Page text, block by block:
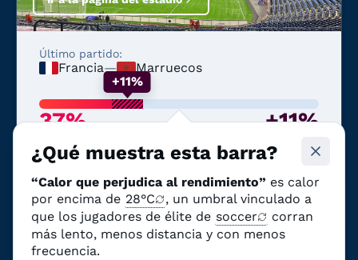
Último partido:
Francia—
Marruecos
+11%
37%
afecte al rendimiento
+11%
climático
Estadio de Dallas
Estados Unidos
¿Qué muestra esta barra?
“Calor que perjudica al rendimiento” es calor
por encima de 28°C
, un umbral vinculado a
que los jugadores de élite de soccer
corran
más lento, menos distancia y con menos
frecuencia.